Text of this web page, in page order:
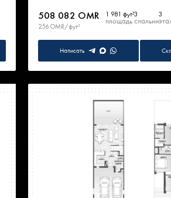
508 082 OMR
256 OMR/фут²
1 981 фут²
площадь
3
спальни
3
Написать